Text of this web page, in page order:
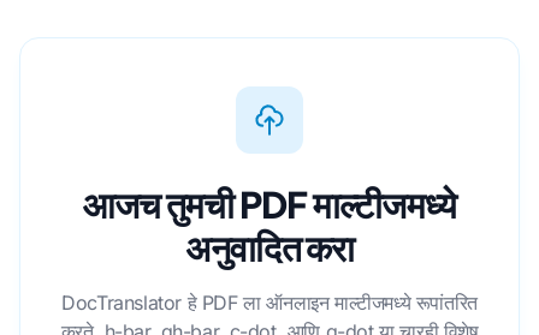
आजच तुमची PDF माल्टीजमध्ये
अनुवादित करा
DocTranslator हे PDF ला ऑनलाइन माल्टीजमध्ये रूपांतरित